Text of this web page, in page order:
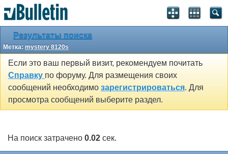
Результаты поиска
Метка: mystery 8120s
Если это ваш первый визит, рекомендуем почитать
Справку по форуму. Для размещения своих
сообщений необходимо зарегистрироваться. Для
просмотра сообщений выберите раздел.
На поиск затрачено 0.02 сек.